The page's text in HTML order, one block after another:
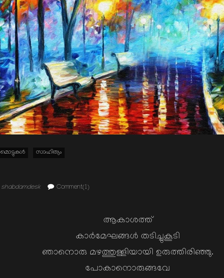
മൊട്ടുകള്‍ സാഹിത്യം
Author
shabdamdesk Comment(1)
ആകാശത്ത്
കാര്‍മേഘങ്ങള്‍ തടിച്ചുകൂടി
ഞാനൊരു മഴത്തുള്ളിയായി ഉരുത്തിരിഞ്ഞു.
പോകാനൊരുങ്ങവേ